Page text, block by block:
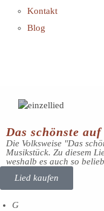
Kontakt
Blog
Das schönste
Die Volksweise "Das
Musikstück. Zu diesem
weshalb es auch so
Lied kaufen
G